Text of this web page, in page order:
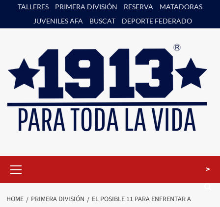
content
TALLERES PRIMERA DIVISIÓN RESERVA
MATADORAS
JUVENILES AFA
BUSCAT DEPORTE FEDERADO
Menu
>
HOME PRIMERA DIVISIÓN
EL POSIBLE 11 PARA ENFRENTAR A